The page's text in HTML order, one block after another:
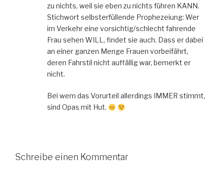
zu nichts, weil sie eben zu nichts führen KANN.
Stichwort selbsterfüllende Prophezeiung: Wer
im Verkehr eine vorsichtig/schlecht fahrende
Frau sehen WILL, findet sie auch. Dass er dabei
an einer ganzen Menge Frauen vorbeifährt,
deren Fahrstil nicht auffällig war, bemerkt er
nicht.
Bei wem das Vorurteil allerdings IMMER stimmt,
sind Opas mit Hut.
Schreibe einen Kommentar